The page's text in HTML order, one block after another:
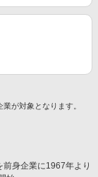
が対象となります。
身企業に1967年より